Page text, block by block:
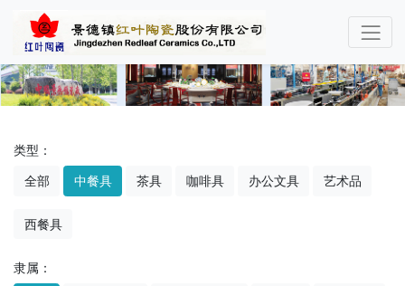
类型：
全部 中餐具 茶具 咖啡具 办公文具 艺术品
西餐具
隶属：